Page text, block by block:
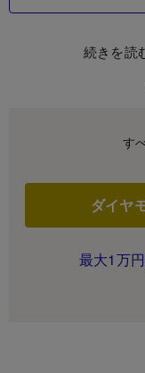
続きを読
す
ダイヤ
最大1万